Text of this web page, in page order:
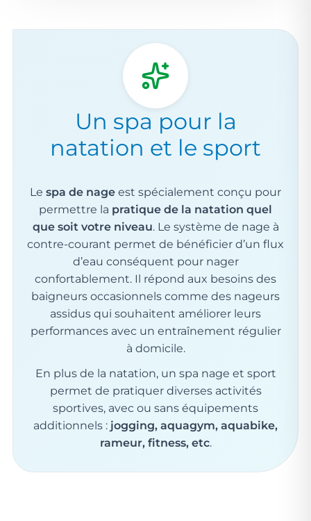
Un spa pour la
natation et le sport
Le spa de nage est spécialement conçu pour
permettre la pratique de la natation quel
que soit votre niveau. Le système de nage à
contre-courant permet de bénéficier d’un flux
d’eau conséquent pour nager
confortablement. Il répond aux besoins des
baigneurs occasionnels comme des nageurs
assidus qui souhaitent améliorer leurs
performances avec un entraînement régulier
à domicile.
En plus de la natation, un spa nage et sport
permet de pratiquer diverses activités
sportives, avec ou sans équipements
additionnels : jogging, aquagym, aquabike,
rameur, fitness, etc.